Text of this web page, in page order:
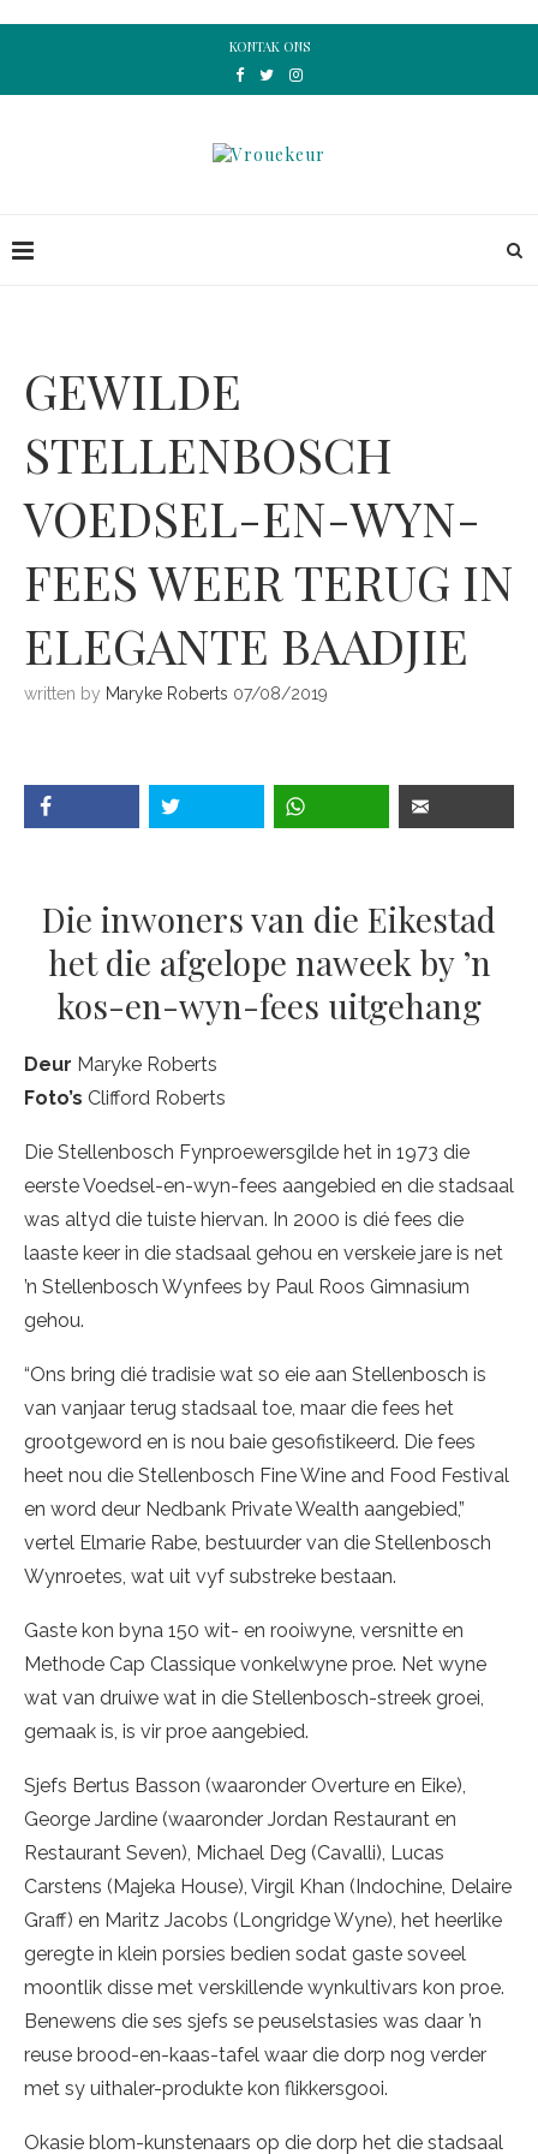
KONTAK ONS
GEWILDE
STELLENBOSCH
VOEDSEL-EN-WYN-
FEES WEER TERUG IN
ELEGANTE BAADJIE
written by Maryke Roberts 07/08/2019
Die inwoners van die Eikestad
het die afgelope naweek by ’n
kos-en-wyn-fees uitgehang
Deur Maryke Roberts
Foto’s Clifford Roberts
Die Stellenbosch Fynproewersgilde het in 1973 die
eerste Voedsel-en-wyn-fees aangebied en die stadsaal
was altyd die tuiste hiervan. In 2000 is dié fees die
laaste keer in die stadsaal gehou en verskeie jare is net
’n Stellenbosch Wynfees by Paul Roos Gimnasium
gehou.
“Ons bring dié tradisie wat so eie aan Stellenbosch is
van vanjaar terug stadsaal toe, maar die fees het
grootgeword en is nou baie gesofistikeerd. Die fees
heet nou die Stellenbosch Fine Wine and Food Festival
en word deur Nedbank Private Wealth aangebied,”
vertel Elmarie Rabe, bestuurder van die Stellenbosch
Wynroetes, wat uit vyf substreke bestaan.
Gaste kon byna 150 wit- en rooiwyne, versnitte en
Methode Cap Classique vonkelwyne proe. Net wyne
wat van druiwe wat in die Stellenbosch-streek groei,
gemaak is, is vir proe aangebied.
Sjefs Bertus Basson (waaronder Overture en Eike),
George Jardine (waaronder Jordan Restaurant en
Restaurant Seven), Michael Deg (Cavalli), Lucas
Carstens (Majeka House), Virgil Khan (Indochine, Delaire
Graff) en Maritz Jacobs (Longridge Wyne), het heerlike
geregte in klein porsies bedien sodat gaste soveel
moontlik disse met verskillende wynkultivars kon proe.
Benewens die ses sjefs se peuselstasies was daar ’n
reuse brood-en-kaas-tafel waar die dorp nog verder
met sy uithaler-produkte kon flikkersgooi.
Okasie blom-kunstenaars op die dorp het die stadsaal